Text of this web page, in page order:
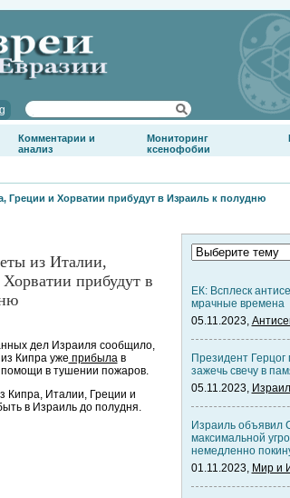
Комментарии и
анализ
Мониторинг
ксенофобии
Греции и Хорватии прибудут в Израиль к полудню
из Италии,
прибудут в
дел Израиля сообщило,
Кипра уже прибылав
помощи в тушении пожаров.
Кипра, Италии, Греции и
в Израиль до полудня.
ЕК: Всплеск
мрачные времена
05.11.2023,
Президент
зажечь свечу в
05.11.2023,
Израиль объявил
максимальной
немедленно
01.11.2023, Мир и